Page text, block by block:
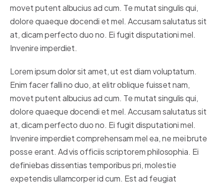
movet putent albucius ad cum. Te mutat singulis qui,
dolore quaeque docendi et mel. Accusam salutatus sit
at, dicam perfecto duo no. Ei fugit disputationi mel.
Invenire imperdiet.
Lorem ipsum dolor sit amet, ut est diam voluptatum.
Enim facer falli no duo, at elitr oblique fuisset nam,
movet putent albucius ad cum. Te mutat singulis qui,
dolore quaeque docendi et mel. Accusam salutatus sit
at, dicam perfecto duo no. Ei fugit disputationi mel.
Invenire imperdiet comprehensam mel ea, ne mei brute
posse erant. Ad vis officiis scriptorem philosophia. Ei
definiebas dissentias temporibus pri, molestie
expetendis ullamcorper id cum. Est ad feugiat